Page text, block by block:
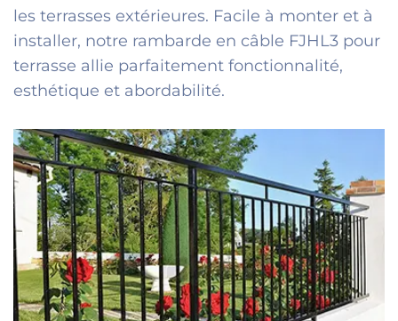
les terrasses extérieures. Facile à monter et à
installer, notre rambarde en câble FJHL3 pour
terrasse allie parfaitement fonctionnalité,
esthétique et abordabilité.